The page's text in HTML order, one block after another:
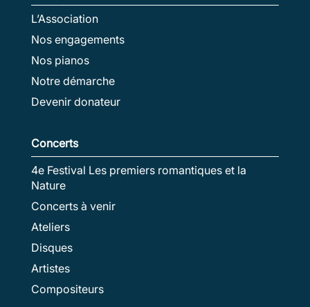
L’Association
Nos engagements
Nos pianos
Notre démarche
Devenir donateur
Concerts
4e Festival Les premiers romantiques et la
Nature
Concerts à venir
Ateliers
Disques
Artistes
Compositeurs